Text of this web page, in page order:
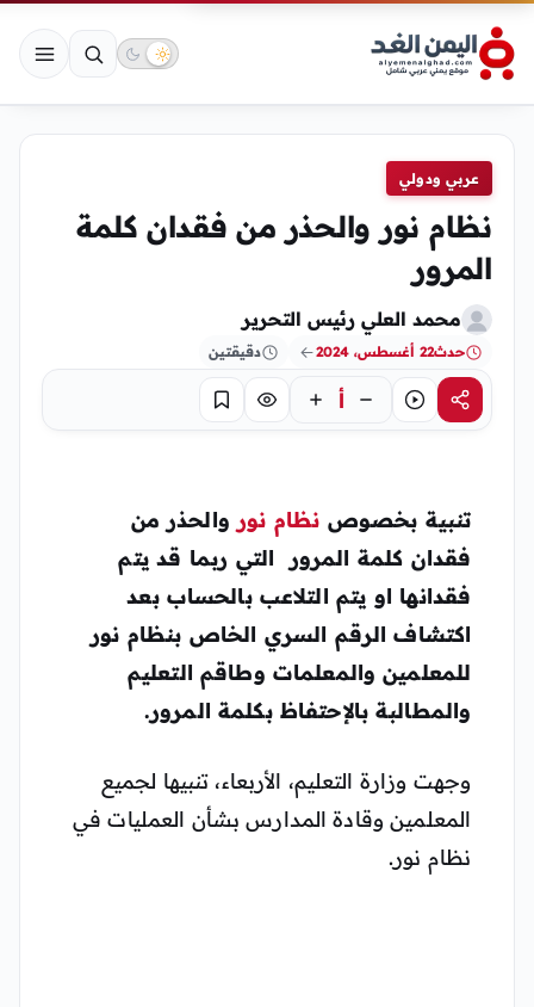
عربي ودولي
نظام نور والحذر من فقدان كلمة
المرور
محمد العلي رئيس التحرير
حدث22 أغسطس، 2024 دقيقتين
مشاركةاستماع أ تركيز حفظ
تنبية بخصوص نظام نور والحذر من
فقدان كلمة المرور التي ربما قد يتم
فقدانها او يتم التلاعب بالحساب بعد
اكتشاف الرقم السري الخاص بنظام نور
للمعلمين والمعلمات وطاقم التعليم
والمطالبة بالإحتفاظ بكلمة المرور.
وجهت وزارة التعليم، الأربعاء، تنبيها لجميع
المعلمين وقادة المدارس بشأن العمليات في
نظام نور.